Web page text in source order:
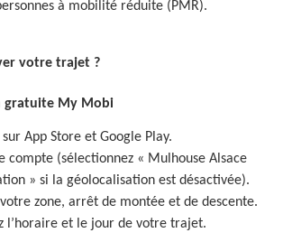
à mobilité réduite (PMR).
votre trajet ?
gratuite My Mobi
App Store et Google Play.
compte (sélectionnez « Mulhouse Alsace
» si la géolocalisation est désactivée).
votre zone, arrêt de montée et de descente.
l’horaire et le jour de votre trajet.